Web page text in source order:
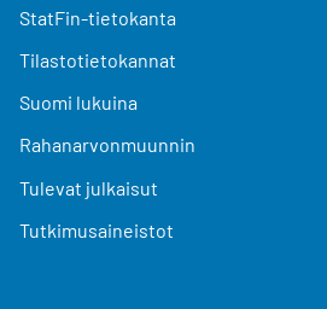
StatFin-tietokanta
Tilastotietokannat
Suomi lukuina
Rahanarvonmuunnin
Tulevat julkaisut
Tutkimusaineistot